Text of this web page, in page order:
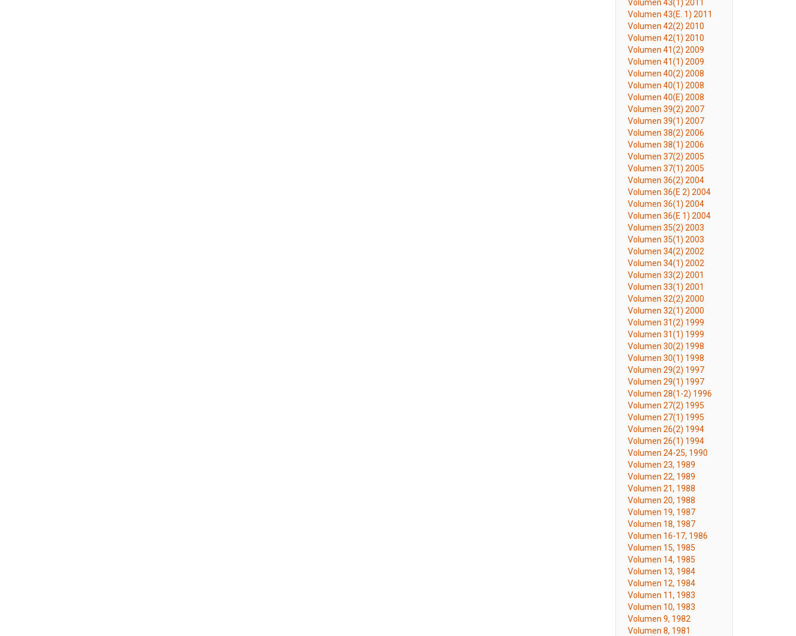
Volumen 43(1) 2011
Volumen 43(E. 1) 2011
Volumen 42(2) 2010
Volumen 42(1) 2010
Volumen 41(2) 2009
Volumen 41(1) 2009
Volumen 40(2) 2008
Volumen 40(1) 2008
Volumen 40(E) 2008
Volumen 39(2) 2007
Volumen 39(1) 2007
Volumen 38(2) 2006
Volumen 38(1) 2006
Volumen 37(2) 2005
Volumen 37(1) 2005
Volumen 36(2) 2004
Volumen 36(E 2) 2004
Volumen 36(1) 2004
Volumen 36(E 1) 2004
Volumen 35(2) 2003
Volumen 35(1) 2003
Volumen 34(2) 2002
Volumen 34(1) 2002
Volumen 33(2) 2001
Volumen 33(1) 2001
Volumen 32(2) 2000
Volumen 32(1) 2000
Volumen 31(2) 1999
Volumen 31(1) 1999
Volumen 30(2) 1998
Volumen 30(1) 1998
Volumen 29(2) 1997
Volumen 29(1) 1997
Volumen 28(1-2) 1996
Volumen 27(2) 1995
Volumen 27(1) 1995
Volumen 26(2) 1994
Volumen 26(1) 1994
Volumen 24-25, 1990
Volumen 23, 1989
Volumen 22, 1989
Volumen 21, 1988
Volumen 20, 1988
Volumen 19, 1987
Volumen 18, 1987
Volumen 16-17, 1986
Volumen 15, 1985
Volumen 14, 1985
Volumen 13, 1984
Volumen 12, 1984
Volumen 11, 1983
Volumen 10, 1983
Volumen 9, 1982
Volumen 8, 1981